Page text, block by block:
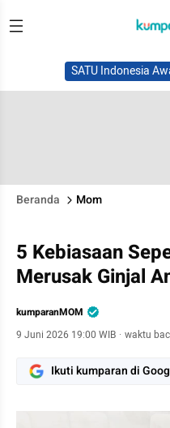
SATU Indonesia
Beranda Mom
5 Kebiasaan
Merusak Ginjal
kumparanMOM
9 Juni 2026 19:00 WIB · waktu
Ikuti kumparan di